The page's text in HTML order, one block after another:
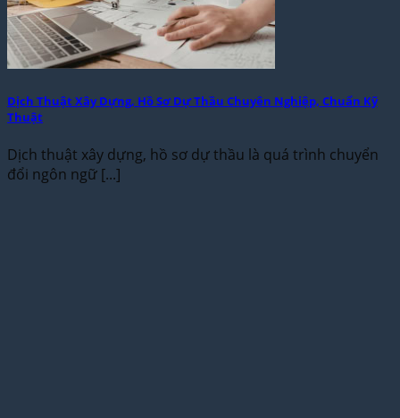
Dịch Thuật Xây Dựng, Hồ Sơ Dự Thầu Chuyên Nghiệp, Chuẩn Kỹ
Thuật
Dịch thuật xây dựng, hồ sơ dự thầu là quá trình chuyển
đổi ngôn ngữ [...]